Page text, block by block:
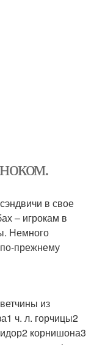
в свое
– игрокам в
Немного
прежнему
из
ч. л. горчицы2
корнишона3